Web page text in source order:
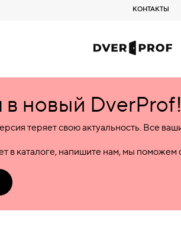
КОНТАКТЫ
новый DverProf!
теряет свою актуальность. Все
в каталоге, напишите нам, мы поможем